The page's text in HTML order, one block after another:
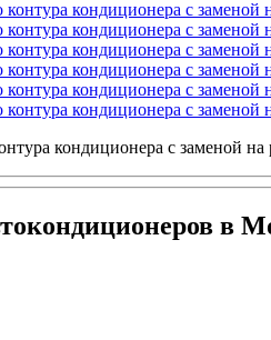
кондиционера с заменой